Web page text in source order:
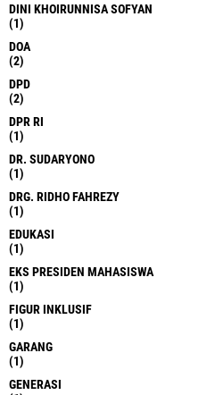
DINI KHOIRUNNISA SOFYAN
(1)
DOA
(2)
DPD
(2)
DPR RI
(1)
DR. SUDARYONO
(1)
DRG. RIDHO FAHREZY
(1)
EDUKASI
(1)
EKS PRESIDEN MAHASISWA
(1)
FIGUR INKLUSIF
(1)
GARANG
(1)
GENERASI